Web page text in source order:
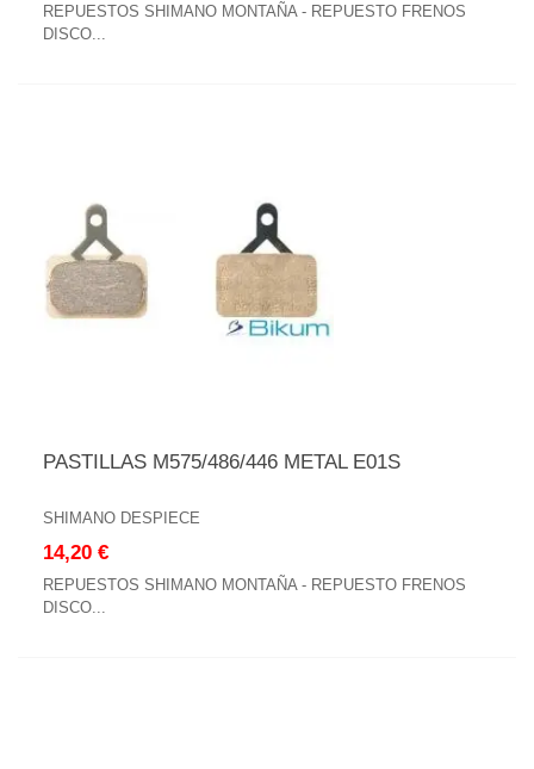
REPUESTOS SHIMANO MONTAÑA - REPUESTO FRENOS
DISCO...
PASTILLAS M575/486/446 METAL E01S
SHIMANO DESPIECE
14,20 €
REPUESTOS SHIMANO MONTAÑA - REPUESTO FRENOS
DISCO...